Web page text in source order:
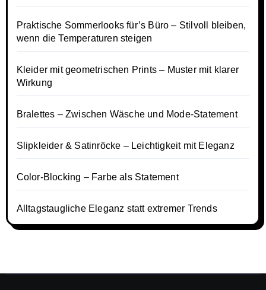
Praktische Sommerlooks für’s Büro – Stilvoll bleiben,
wenn die Temperaturen steigen
Kleider mit geometrischen Prints – Muster mit klarer
Wirkung
Bralettes – Zwischen Wäsche und Mode-Statement
Slipkleider & Satinröcke – Leichtigkeit mit Eleganz
Color-Blocking – Farbe als Statement
Alltagstaugliche Eleganz statt extremer Trends